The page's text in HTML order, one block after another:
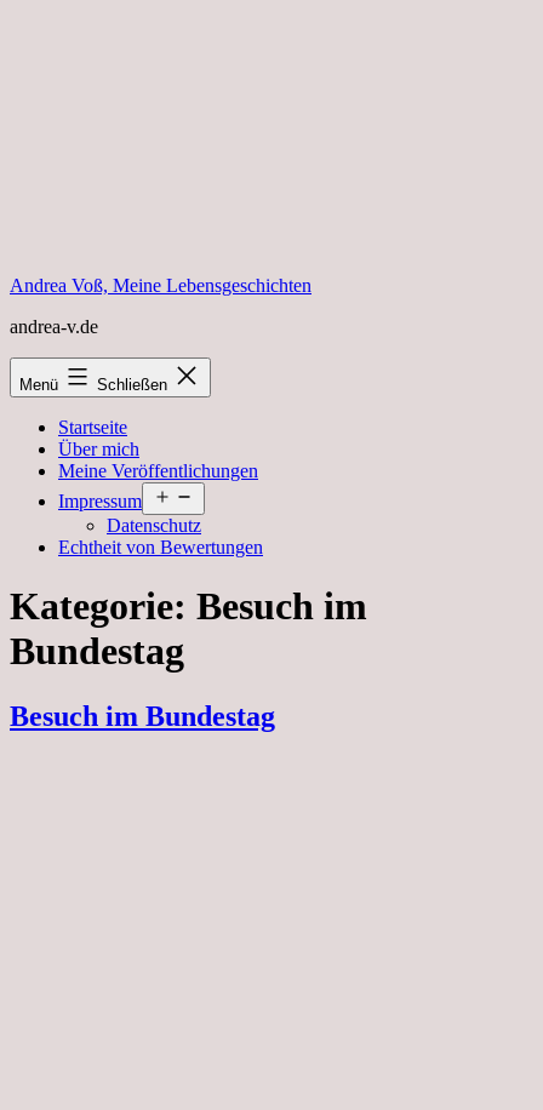
Andrea Voß, Meine Lebensgeschichten
andrea-v.de
Menü Schließen
Startseite
Über mich
Meine Veröffentlichungen
Impressum
öffnen
Datenschutz
Echtheit von Bewertungen
Kategorie: Besuch im
Bundestag
Besuch im Bundestag